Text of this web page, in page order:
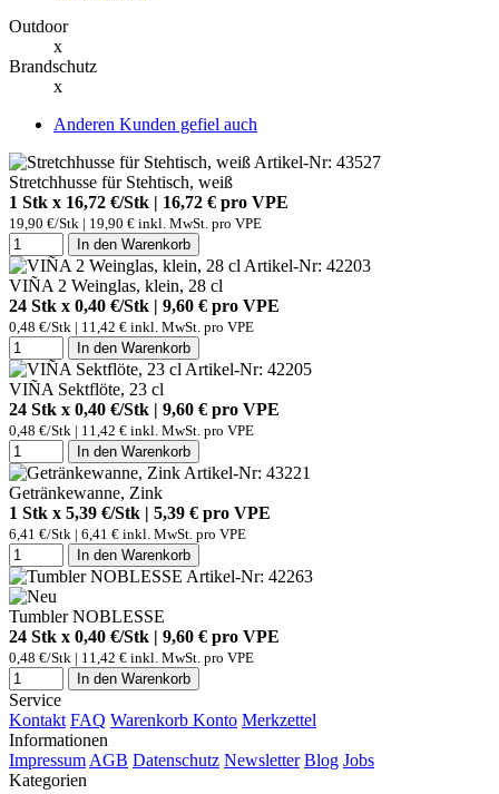
Outdoor
x
Brandschutz
x
Anderen Kunden gefiel auch
Artikel-Nr: 43527
Stretchhusse für Stehtisch, weiß
1 Stk x 16,72 €/Stk | 16,72 € pro VPE
19,90 €/Stk | 19,90 € inkl. MwSt. pro VPE
In den Warenkorb
Artikel-Nr: 42203
VIÑA 2 Weinglas, klein, 28 cl
24 Stk x 0,40 €/Stk | 9,60 € pro VPE
0,48 €/Stk | 11,42 € inkl. MwSt. pro VPE
In den Warenkorb
Artikel-Nr: 42205
VIÑA Sektflöte, 23 cl
24 Stk x 0,40 €/Stk | 9,60 € pro VPE
0,48 €/Stk | 11,42 € inkl. MwSt. pro VPE
In den Warenkorb
Artikel-Nr: 43221
Getränkewanne, Zink
1 Stk x 5,39 €/Stk | 5,39 € pro VPE
6,41 €/Stk | 6,41 € inkl. MwSt. pro VPE
In den Warenkorb
Artikel-Nr: 42263
Tumbler NOBLESSE
24 Stk x 0,40 €/Stk | 9,60 € pro VPE
0,48 €/Stk | 11,42 € inkl. MwSt. pro VPE
In den Warenkorb
Service
Kontakt FAQ Warenkorb Konto Merkzettel
Informationen
Impressum AGB Datenschutz Newsletter Blog Jobs
Kategorien